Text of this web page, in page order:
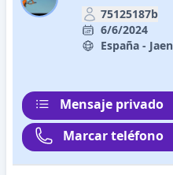
75125187b
6/6/2024
España - Jaen
Mensaje privado
Marcar teléfono